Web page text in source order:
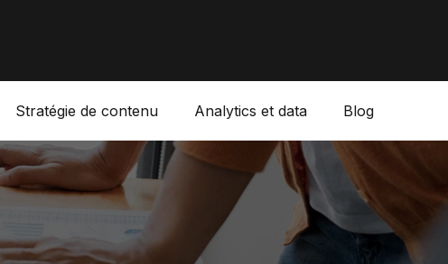
Stratégie de contenu Analytics et data Blog